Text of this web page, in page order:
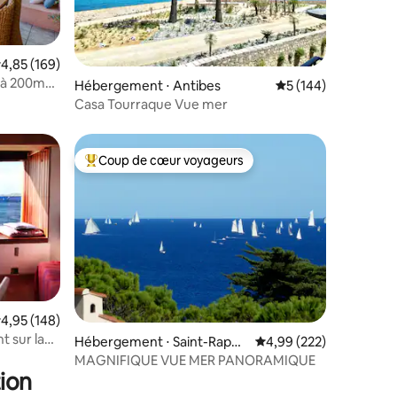
: 4,99 sur 5
moyenne sur la base de 169 commentaires : 4,85 sur 5
4,85 (169)
200m
Hébergement ⋅ Antibes Évaluation
5 (144)
Casa Tourraque Vue mer
: 4,89 sur 5
appréciés
moyenne sur la base de 148 commentaires : 4,95 sur 5
4,95 (148)
Coups de cœur voyageurs les plus appréciés
Coup de cœur voyageurs
Hébergement ⋅ Saint-Rapha
ël
Évaluation moyenne
4,99 (222)
MAGNIFIQUE VUE MER PANORAMIQUE